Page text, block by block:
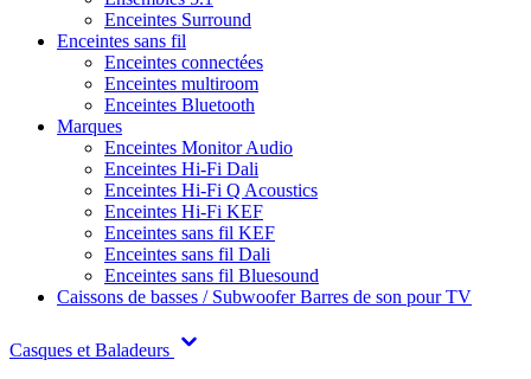
Enceintes Surround
Enceintes sans fil
Enceintes connectées
Enceintes multiroom
Enceintes Bluetooth
Marques
Enceintes Monitor Audio
Enceintes Hi-Fi Dali
Enceintes Hi-Fi Q Acoustics
Enceintes Hi-Fi KEF
Enceintes sans fil KEF
Enceintes sans fil Dali
Enceintes sans fil Bluesound
Caissons de basses / SubwooferBarres de son pour TV
Casques et Baladeurs